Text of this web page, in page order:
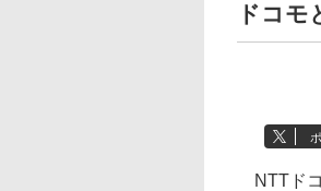
ドコ
NTTドコ